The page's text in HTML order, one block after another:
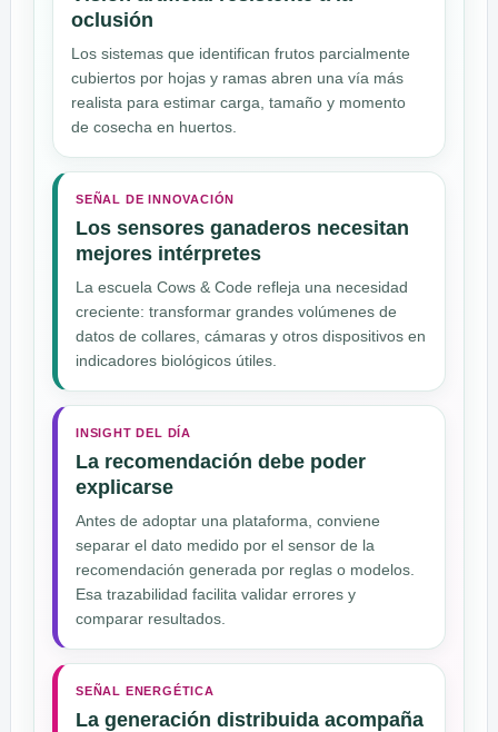
oclusión
Los sistemas que identifican frutos parcialmente
cubiertos por hojas y ramas abren una vía más
realista para estimar carga, tamaño y momento
de cosecha en huertos.
SEÑAL DE INNOVACIÓN
Los sensores ganaderos necesitan
mejores intérpretes
La escuela Cows & Code refleja una necesidad
creciente: transformar grandes volúmenes de
datos de collares, cámaras y otros dispositivos en
indicadores biológicos útiles.
INSIGHT DEL DÍA
La recomendación debe poder
explicarse
Antes de adoptar una plataforma, conviene
separar el dato medido por el sensor de la
recomendación generada por reglas o modelos.
Esa trazabilidad facilita validar errores y
comparar resultados.
SEÑAL ENERGÉTICA
La generación distribuida acompaña